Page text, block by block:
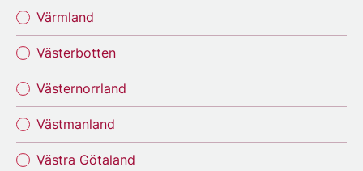
Värmland
Västerbotten
Västernorrland
Västmanland
Västra Götaland